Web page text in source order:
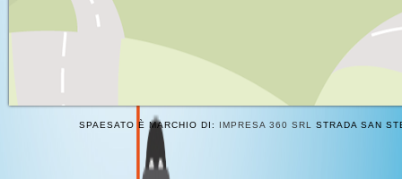
SPAESATO È MARCHIO DI: IMPRESA 360 SRL STRADA SAN